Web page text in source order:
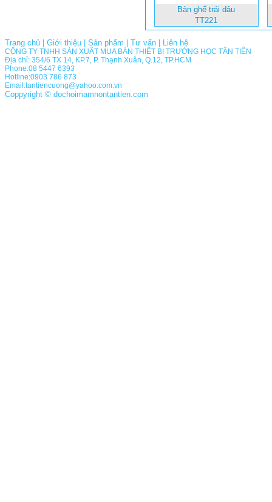
Bàn ghế trái dâu
TT221
Trang chủ Giới thiệu Sản phẩm Tư vấn Liên hệ
CÔNG TY TNHH SẢN XUẤT MUA BÁN THIẾT BỊ TRƯỜNG HỌC TÂN TIẾN
Địa chỉ: 354/6 TX 14, KP.7, P. Thạnh Xuân, Q.12, TP.HCM
Phone:08 5447 6393
Hotline:0903 786 873
Email:tantiencuong@yahoo.com.vn
Coppyright © dochoimamnontantien.com